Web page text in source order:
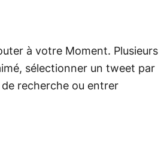
à votre Moment. Plusieurs
sélectionner un tweet par
recherche ou entrer